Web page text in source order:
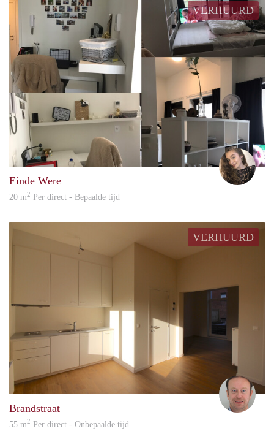
VERHUURD
Einde Were
20 m2 Per direct - Bepaalde tijd
VERHUURD
Chris
Brandstraat
55 m2 Per direct - Onbepaalde tijd